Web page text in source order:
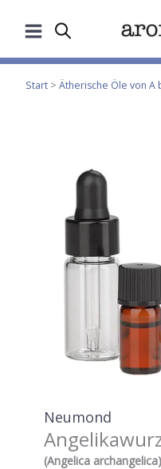
Inhalt
Start > Ätherische Öle von A
Neumond
(Angelica archangelica)